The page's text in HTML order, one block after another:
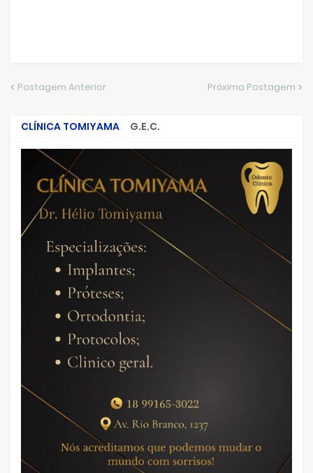
Postagem Anterior Próxima Postagem
CLÍNICA TOMIYAMA
G.E.C.
CRIMES QUE ABALARAM O BRASIL